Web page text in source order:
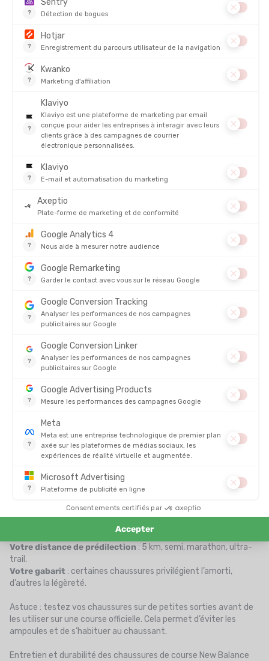
Chaussures running New Balance femme : confort et légèreté
pour les coureuses, avec une ergonomie et un chaussant
adaptés à la morphologie féminine.
chaussures running New Balance femme
l’accent sur :
Des coloris modernes et variés, qui plaisent aux coureuses
attentives au style.
Des modèles phares comme la Fresh Foam X 880 ou la 1080,
très appréciés pour leur amorti.
Que ce soit pour un footing occasionnel ou une préparation
marathon, les chaussures femme de la marque répondent à
Chaussures trail New Balance : l’appel de l’aventure
Le trail running connaît un engouement croissant, et New
Balance a su s’imposer dans ce domaine avec des modèles
performants.
New Balance Hierro: un modèle robuste, doté d’une semelle
Vibram qui assure une accroche fiable sur les terrains les plus
New Balance Summit Unknown: plus légère et agressive, elle
se destine aux coureurs rapides sur chemins et sentiers.
entre protection, dynamisme et durabilité. Elles conviennent
aux sorties occasionnelles comme aux ultra-trails exigeants.
Comment choisir sa chaussure New Balance running ?
Pour sélectionner la bonne paire, il est important de prendre en
compte plusieurs critères :
modèles New Balance sont souvent très polyvalents).
Votre distance de prédilection : 5 km, semi, marathon, ultra-
trail.
Votre gabarit : certaines chaussures privilégient l’amorti,
d’autres la légèreté.
Astuce : testez vos chaussures sur de petites sorties avant de
les utiliser sur une course officielle. Cela permet d’éviter les
ampoules et de s’habituer au chaussant.
Entretien et durabilité des chaussures de course New Balance